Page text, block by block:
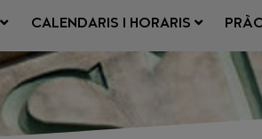
CALENDARIS I HORARIS